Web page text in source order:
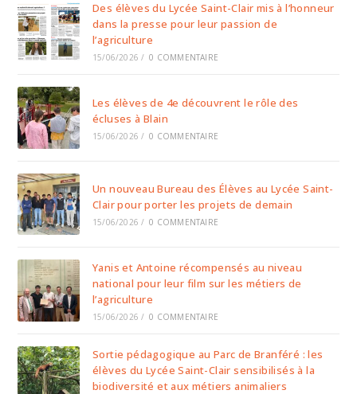
Des élèves du Lycée Saint-Clair mis à l’honneur
dans la presse pour leur passion de
l’agriculture
15/06/2026 / 0 COMMENTAIRE
Les élèves de 4e découvrent le rôle des
écluses à Blain
15/06/2026 / 0 COMMENTAIRE
Un nouveau Bureau des Élèves au Lycée Saint-
Clair pour porter les projets de demain
15/06/2026 / 0 COMMENTAIRE
Yanis et Antoine récompensés au niveau
national pour leur film sur les métiers de
l’agriculture
15/06/2026 / 0 COMMENTAIRE
Sortie pédagogique au Parc de Branféré : les
élèves du Lycée Saint-Clair sensibilisés à la
biodiversité et aux métiers animaliers